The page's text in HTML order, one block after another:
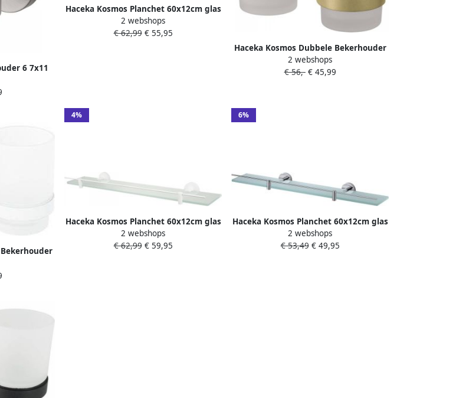
6 7x11
Haceka Kosmos Planchet 60x12cm glas
geborsteld koper 2012694
2 webshops
€ 62,99€ 55,95
Haceka Kosmos Dubbele Bekerhouder
glas geborsteld goud 2010974
2 webshops
€ 56,-€ 45,99
4%
Haceka Kosmos Planchet 60x12cm glas
mat wit 1208490
2 webshops
€ 62,99€ 59,95
6%
Haceka Kosmos Planchet 60x12cm glas
chroom 1208572
2 webshops
€ 53,49€ 49,95